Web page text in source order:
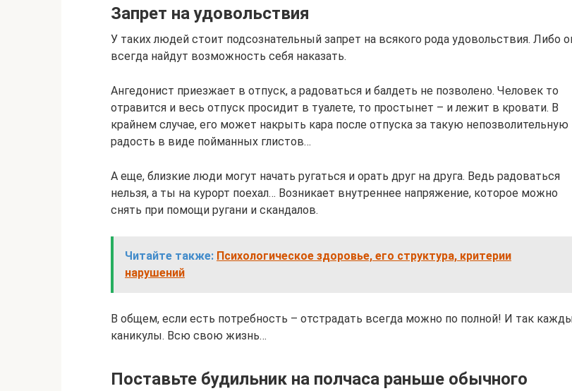
Запрет на удовольствия
У таких людей стоит подсознательный запрет на всякого рода удовольствия. Либо
всегда найдут возможность себя наказать.
Ангедонист приезжает в отпуск, а радоваться и балдеть не позволено. Человек то
отравится и весь отпуск просидит в туалете, то простынет – и лежит в кровати. В
крайнем случае, его может накрыть кара после отпуска за такую непозволительную
радость в виде пойманных глистов…
А еще, близкие люди могут начать ругаться и орать друг на друга. Ведь радоваться
нельзя, а ты на курорт поехал… Возникает внутреннее напряжение, которое можно
снять при помощи ругани и скандалов.
Читайте также: Психологическое здоровье, его структура, критерии
нарушений
В общем, если есть потребность – отстрадать всегда можно по полной! И так
каникулы. Всю свою жизнь…
Поставьте будильник на полчаса раньше обычного